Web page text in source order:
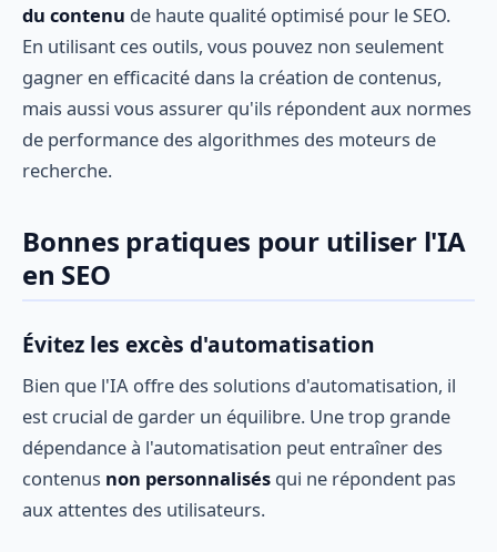
du contenu de haute qualité optimisé pour le SEO.
En utilisant ces outils, vous pouvez non seulement
gagner en efficacité dans la création de contenus,
mais aussi vous assurer qu'ils répondent aux normes
de performance des algorithmes des moteurs de
recherche.
Bonnes pratiques pour utiliser l'IA
en SEO
Évitez les excès d'automatisation
Bien que l'IA offre des solutions d'automatisation, il
est crucial de garder un équilibre. Une trop grande
dépendance à l'automatisation peut entraîner des
contenus non personnalisés qui ne répondent pas
aux attentes des utilisateurs.